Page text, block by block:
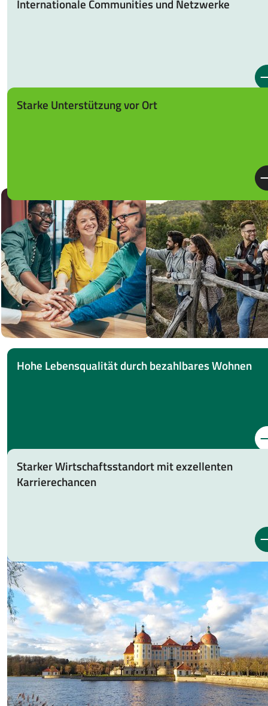
Internationale Communities und Netzwerke
Starke Unterstützung vor Ort
Hohe Lebensqualität durch bezahlbares Wohnen
Starker Wirtschaftsstandort mit exzellenten
Karrierechancen